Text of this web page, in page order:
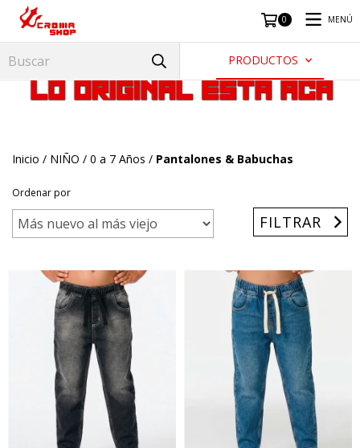
0 MENÚ
PRODUCTOS
Inicio / NIÑO / 0 a 7 Años / Pantalones & Babuchas
Ordenar por
FILTRAR